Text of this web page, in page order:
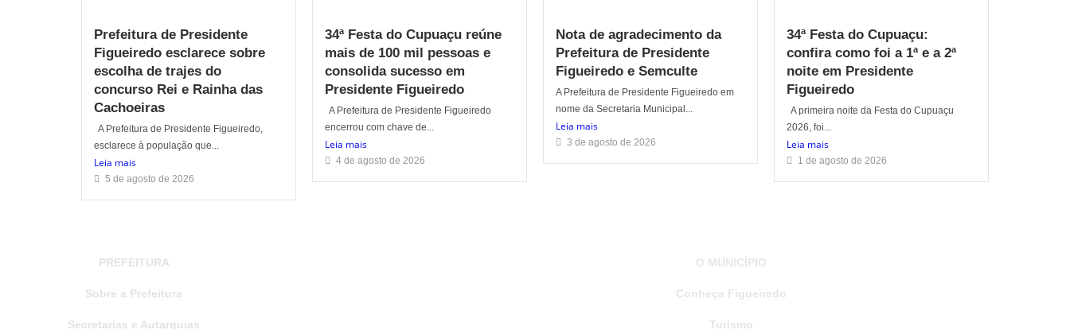
Prefeitura de Presidente
Figueiredo esclarece sobre
escolha de trajes do
concurso Rei e Rainha das
Cachoeiras
A Prefeitura de Presidente Figueiredo,
esclarece à população que...
Leia mais
5 de agosto de 2026
34ª Festa do Cupuaçu reúne
mais de 100 mil pessoas e
consolida sucesso em
Presidente Figueiredo
A Prefeitura de Presidente Figueiredo
encerrou com chave de...
Leia mais
4 de agosto de 2026
Nota de agradecimento da
Prefeitura de Presidente
Figueiredo e Semculte
A Prefeitura de Presidente Figueiredo em
nome da Secretaria Municipal...
Leia mais
3 de agosto de 2026
34ª Festa do Cupuaçu:
confira como foi a 1ª e a 2ª
noite em Presidente
Figueiredo
A primeira noite da Festa do Cupuaçu
2026, foi...
Leia mais
1 de agosto de 2026
PREFEITURA
Sobre a Prefeitura
Secretarias e Autarquias
O MUNICÍPIO
Conheça Figueiredo
Turismo